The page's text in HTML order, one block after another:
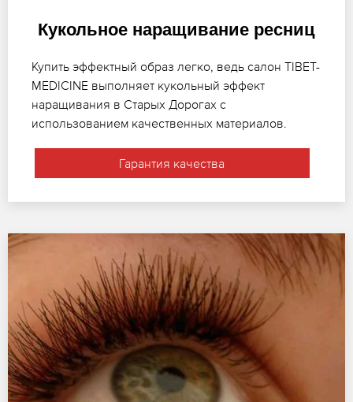
Кукольное наращивание ресниц
Купить эффектный образ легко, ведь салон TIBET-
MEDICINE выполняет кукольный эффект
наращивания в Старых Дорогах с
использованием качественных материалов.
Гарантия качества